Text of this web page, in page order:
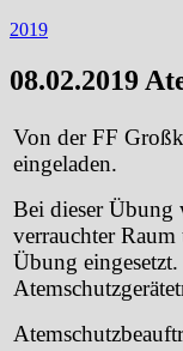
2019
08.02.2019
Von der FF
eingeladen.
Bei dieser Übung
verrauchter
Übung